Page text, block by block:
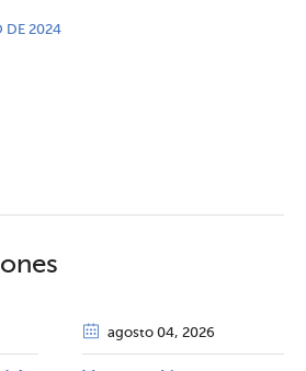
DE 2024
agosto 04, 2026